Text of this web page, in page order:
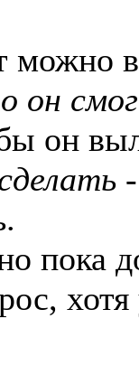
можно
он смог
он
пока